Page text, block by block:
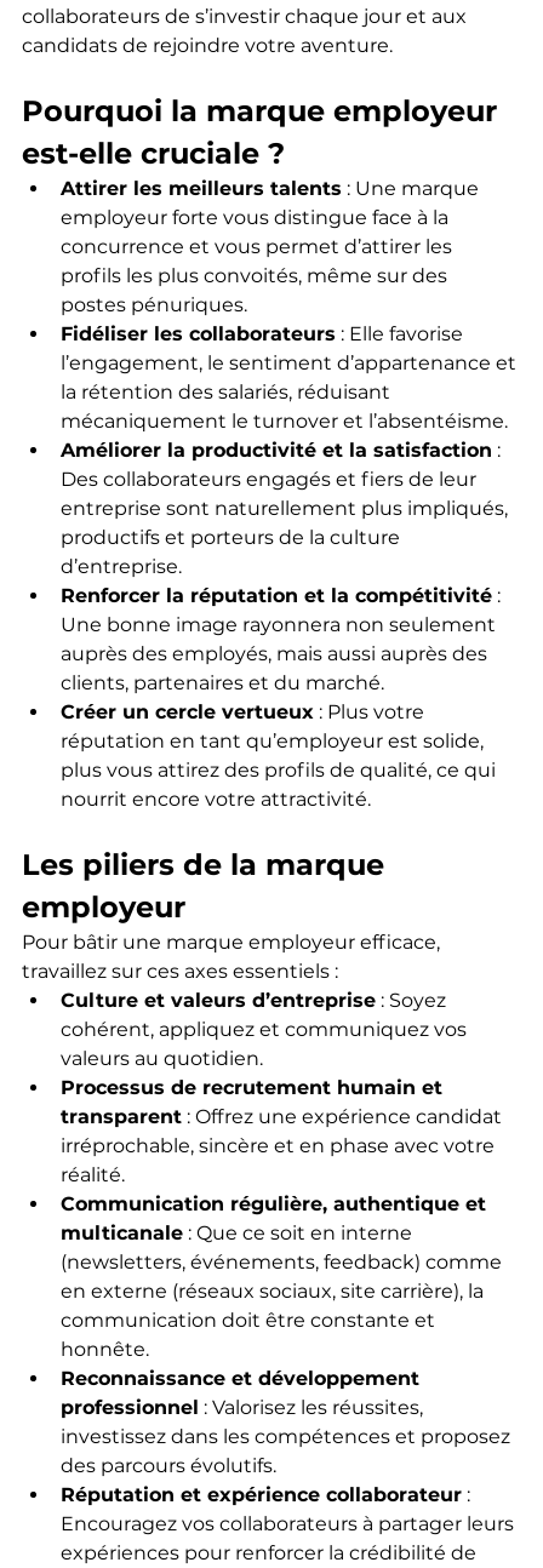
collaborateurs de s’investir chaque jour et aux
candidats de rejoindre votre aventure.
Pourquoi la marque employeur
est-elle cruciale ?
Attirer les meilleurs talents : Une marque
employeur forte vous distingue face à la
concurrence et vous permet d’attirer les
profils les plus convoités, même sur des
postes pénuriques.
Fidéliser les collaborateurs : Elle favorise
l’engagement, le sentiment d’appartenance et
la rétention des salariés, réduisant
mécaniquement le turnover et l’absentéisme.
Améliorer la productivité et la satisfaction :
Des collaborateurs engagés et fiers de leur
entreprise sont naturellement plus impliqués,
productifs et porteurs de la culture
d’entreprise.
Renforcer la réputation et la compétitivité :
Une bonne image rayonnera non seulement
auprès des employés, mais aussi auprès des
clients, partenaires et du marché.
Créer un cercle vertueux : Plus votre
réputation en tant qu’employeur est solide,
plus vous attirez des profils de qualité, ce qui
nourrit encore votre attractivité.
Les piliers de la marque
employeur
Pour bâtir une marque employeur efficace,
travaillez sur ces axes essentiels :
Culture et valeurs d’entreprise : Soyez
cohérent, appliquez et communiquez vos
valeurs au quotidien.
Processus de recrutement humain et
transparent : Offrez une expérience candidat
irréprochable, sincère et en phase avec votre
réalité.
Communication régulière, authentique et
multicanale : Que ce soit en interne
(newsletters, événements, feedback) comme
en externe (réseaux sociaux, site carrière), la
communication doit être constante et
honnête.
Reconnaissance et développement
professionnel : Valorisez les réussites,
investissez dans les compétences et proposez
des parcours évolutifs.
Réputation et expérience collaborateur :
Encouragez vos collaborateurs à partager leurs
expériences pour renforcer la crédibilité de